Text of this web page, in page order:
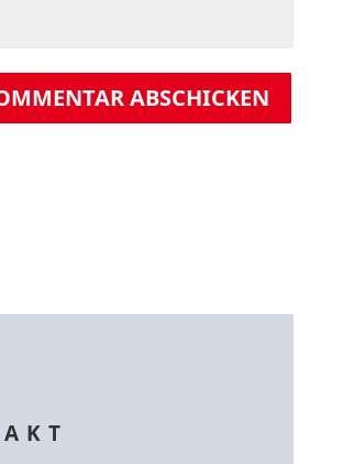
ABSCHICKEN